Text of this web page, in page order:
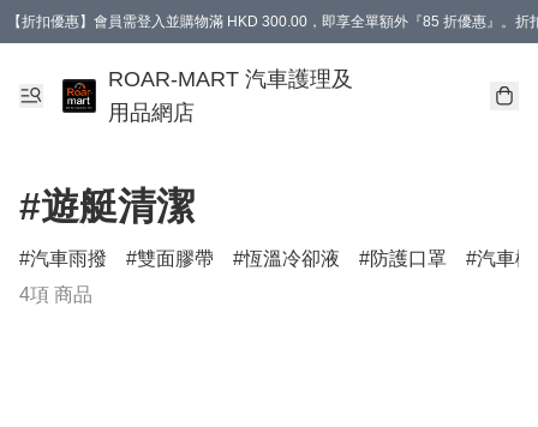
【折扣優惠】會員需登入並購物滿 HKD 300.00，即享全單額外『85 折優惠』。
【會員禮遇】會員消費滿 HKD 400.00，即可獲贈【德國LIQUI MOLY 汽車風口香
ROAR-MART 汽車護理及
用品網店
#遊艇清潔
汽車雨撥 雙面膠帶 恆溫冷卻液 防護口罩
汽車機
4項 商品